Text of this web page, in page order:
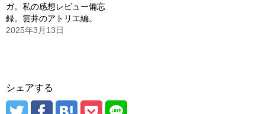
ガ。私の感想レビュー備忘
録。雲井のアトリエ編。
2025年3月13日
シェアする